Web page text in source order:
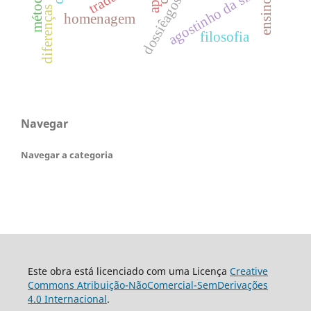
agostinho da silva
homenagem
diferenças filosofia
ensino
Navegar
Navegar a categoria
Este obra está licenciado com uma Licença Creative
Commons Atribuição-NãoComercial-SemDerivações
4.0 Internacional.